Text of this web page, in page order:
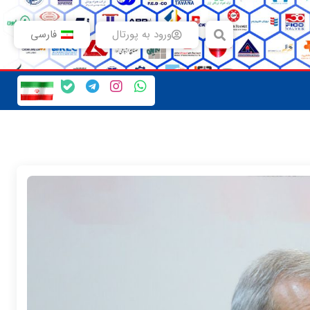
ورود به پورتال فارسی